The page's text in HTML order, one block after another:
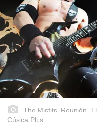
The Misfits. Reunión.
Cúsica Plus